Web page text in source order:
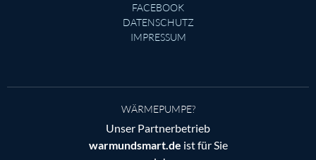
FACEBOOK
DATENSCHUTZ
IMPRESSUM
WÄRMEPUMPE?
Unser Partnerbetrieb
warmundsmart.de ist für Sie